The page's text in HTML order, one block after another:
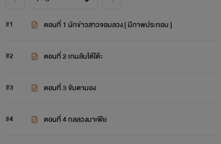
#1 ตอนที่ 1 นักข่าวสาวจอมลวง [ มีภาพประกอบ ]
#2 ตอนที่ 2 เกมลับใต้โต๊ะ
#3 ตอนที่ 3 จับตามอง
#4 ตอนที่ 4 กลลวงมาเฟีย